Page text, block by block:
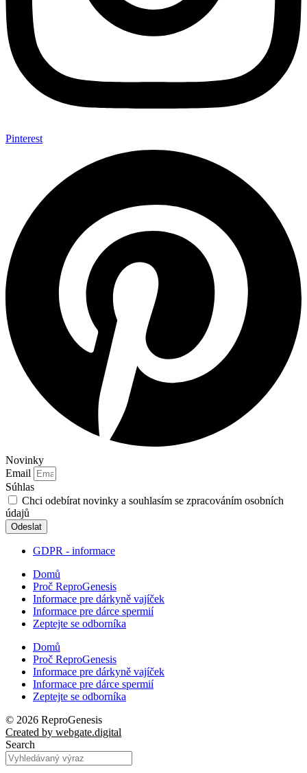
Pinterest
Novinky
Email
Súhlas
Chci odebírat novinky a souhlasím se zpracováním osobních
údajů
Odeslat
GDPR - informace
Domů
Proč ReproGenesis
Informace pre dárkyně vajíček
Informace pre dárce spermií
Zeptejte se odborníka
Domů
Proč ReproGenesis
Informace pre dárkyně vajíček
Informace pre dárce spermií
Zeptejte se odborníka
© 2026 ReproGenesis
Created by webgate.digital
Search